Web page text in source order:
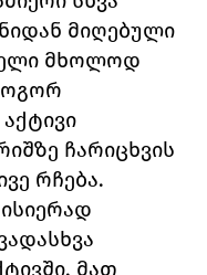
მიღებული
მხოლოდ
ჩარიცხვის
რჩება.
მათ